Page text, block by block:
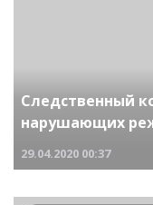
Следственный
нарушающих
29.04.2020 00:37